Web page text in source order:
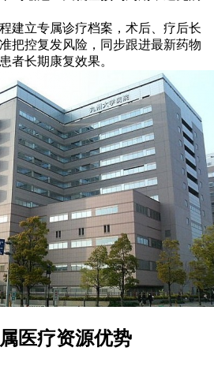
程建立专属诊疗档案，术后、疗后长
把控复发风险，同步跟进最新药物
者长期康复效果。
医疗资源优势